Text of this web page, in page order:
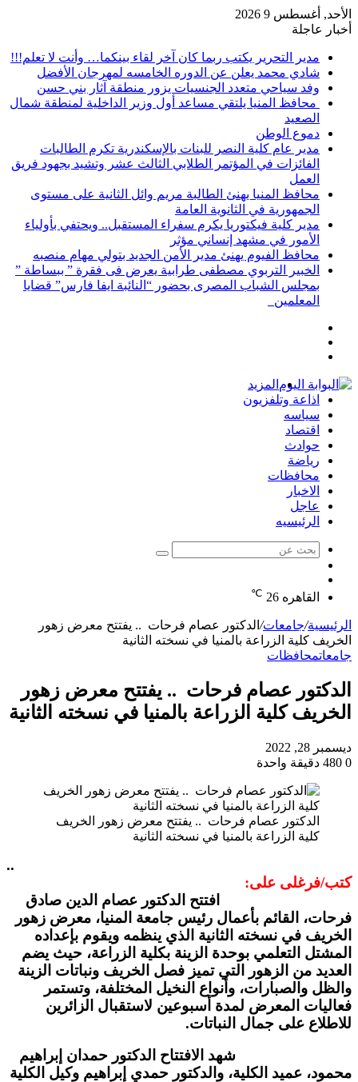
الأحد, أغسطس 9 2026
أخبار عاجلة
مدير التحرير يكتب ربما كان آخر لقاء بينكما… وأنت لا تعلم!!!
شادي محمد يعلن عن الدوره الخامسه لمهرجان الأفضل
وفد سياحي متعدد الجنسيات يزور منطقة آثار بني حسن
محافظ المنيا يلتقي مساعد أول وزير الداخلية لمنطقة شمال
الصعيد
دموع الوطن
مدير عام كلية النصر للبنات بالإسكندرية تكرم الطالبات
الفائزات في المؤتمر الطلابي الثالث عشر وتشيد بجهود فريق
العمل
محافظ المنيا يهنئ الطالبة مريم وائل الثانية على مستوى
الجمهورية في الثانوية العامة
مدير كلية فيكتوريا يكرم سفراء المستقبل.. ويحتفي بأولياء
الأمور في مشهد إنساني مؤثر
محافظ الفيوم يهنئ مدير الأمن الجديد بتولي مهام منصبه
الخبير التربوي مصطفى طرابية يعرض فى فقرة ” ببساطة ”
بمجلس الشباب المصرى بحضور “النائبة ايفا فارس” قضايا
المعلمين
المزيد
اذاعة وتلفزيون
سياسه
اقتصاد
حوادث
رياضة
محافظات
الاخبار
عاجل
الرئيسيه
بحث
عشوائي
القاهره 26
℃
الرئيسية/جامعات/ الدكتور عصام فرحات .. يفتتح معرض زهور
الخريف كلية الزراعة بالمنيا في نسخته الثانية
جامعاتمحافظات
الدكتور عصام فرحات .. يفتتح معرض زهور
الخريف كلية الزراعة بالمنيا في نسخته الثانية
ديسمبر 28, 2022
0
دقيقة واحدة
الدكتور عصام فرحات .. يفتتح معرض زهور الخريف
كلية الزراعة بالمنيا في نسخته الثانية
..
كتب/فرغلى على:
افتتح الدكتور عصام الدين صادق
فرحات، القائم بأعمال رئيس جامعة المنيا، معرض زهور
الخريف في نسخته الثانية الذي ينظمه ويقوم بإعداده
المشتل التعلمي بوحدة الزينة بكلية الزراعة، حيث يضم
العديد من الزهور التي تميز فصل الخريف ونباتات الزينة
والظل والصبارات، وأنواع النخيل المختلفة، وتستمر
فعاليات المعرض لمدة أسبوعين لاستقبال الزائرين
للاطلاع على جمال النباتات.
شهد الافتتاح الدكتور حمدان إبراهيم
محمود، عميد الكلية، والدكتور حمدي إبراهيم وكيل الكلية